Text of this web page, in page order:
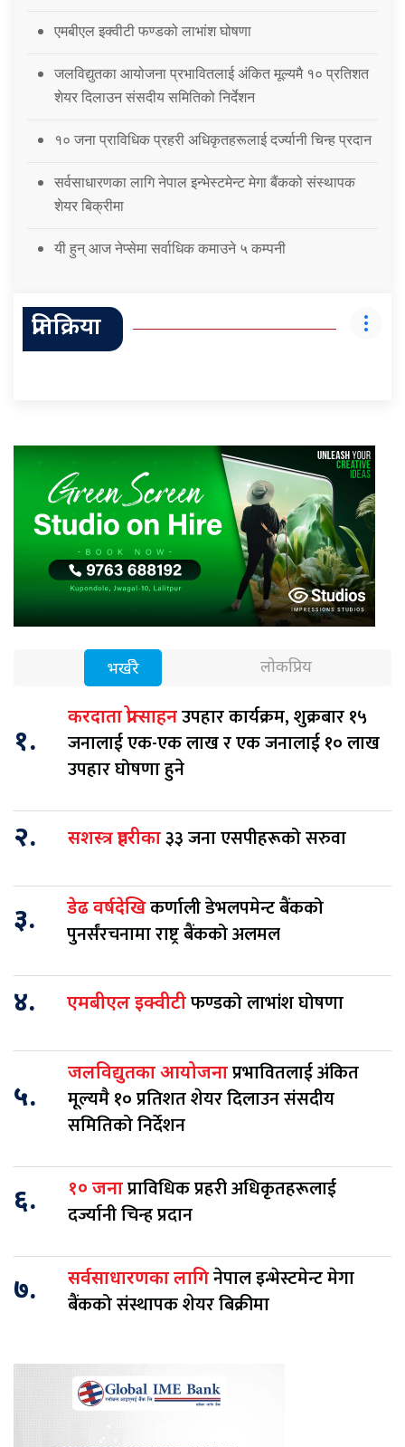
एमबीएल इक्वीटी फण्डको लाभांश घोषणा
जलविद्युतका आयोजना प्रभावितलाई अंकित मूल्यमै १० प्रतिशत
शेयर दिलाउन संसदीय समितिको निर्देशन
१० जना प्राविधिक प्रहरी अधिकृतहरूलाई दर्ज्यानी चिन्ह प्रदान
सर्वसाधारणका लागि नेपाल इन्भेस्टमेन्ट मेगा बैंकको संस्थापक
शेयर बिक्रीमा
यी हुन् आज नेप्सेमा सर्वाधिक कमाउने ५ कम्पनी
प्रतिक्रिया
भर्खरै लोकप्रिय
१.
करदाता प्रोत्साहनउपहार कार्यक्रम, शुक्रबार १५
जनालाई एक-एक लाख र एक जनालाई १० लाख
उपहार घोषणा हुने
२. सशस्त्र प्रहरीका३३ जना एसपीहरूको सरुवा
३. डेढ वर्षदेखिकर्णाली डेभलपमेन्ट बैंकको
पुनर्संरचनामा राष्ट्र बैंकको अलमल
४. एमबीएल इक्वीटीफण्डको लाभांश घोषणा
५.
जलविद्युतका आयोजनाप्रभावितलाई अंकित
मूल्यमै १० प्रतिशत शेयर दिलाउन संसदीय
समितिको निर्देशन
६. १० जनाप्राविधिक प्रहरी अधिकृतहरूलाई
दर्ज्यानी चिन्ह प्रदान
७. सर्वसाधारणका लागिनेपाल इन्भेस्टमेन्ट मेगा
बैंकको संस्थापक शेयर बिक्रीमा